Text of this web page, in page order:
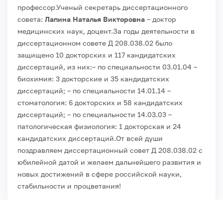
профессор.Ученый секретарь диссертационного
совета: Лапина Наталья Викторовна – доктор
медицинских наук, доцент.За годы деятельности в
диссертационном совете Д 208.038.02 было
защищено 10 докторских и 117 кандидатских
диссертаций, из них:– по специальности 03.01.04 –
биохимия: 3 докторские и 35 кандидатских
диссертаций; – по специальности 14.01.14 –
стоматология: 6 докторских и 58 кандидатских
диссертаций; – по специальности 14.03.03 –
патологическая физиология: 1 докторская и 24
кандидатских диссертаций.От всей души
поздравляем диссертационный совет Д 208.038.02 с
юбилейной датой и желаем дальнейшего развития и
новых достижений в сфере российской науки,
стабильности и процветания!